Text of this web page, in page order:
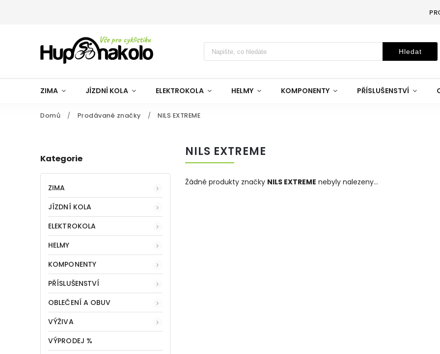
Hledat
ZIMA JÍZDNÍ KOLA ELEKTROKOLA HELMY KOMPONENTY PŘÍSLUŠENSTVÍ
Domů / Prodávané značky / NILS EXTREME
Kategorie
ZIMA
JÍZDNÍ KOLA
ELEKTROKOLA
HELMY
KOMPONENTY
PŘÍSLUŠENSTVÍ
OBLEČENÍ A OBUV
VÝŽIVA
VÝPRODEJ %
NILS EXTREME
Žádné produkty značky NILS EXTREME nebyly nalezeny...